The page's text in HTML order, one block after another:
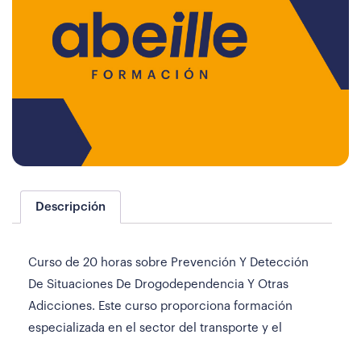
Descripción
Curso de 20 horas sobre Prevención Y Detección
De Situaciones De Drogodependencia Y Otras
Adicciones. Este curso proporciona formación
especializada en el sector del transporte y el